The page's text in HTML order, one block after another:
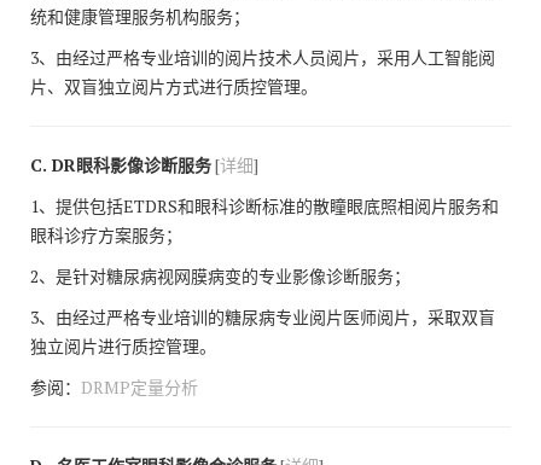
统和健康管理服务机构服务；
3、由经过严格专业培训的阅片技术人员阅片，采用人工智能阅
片、双盲独立阅片方式进行质控管理。
C. DR眼科影像诊断服务[详细]
1、提供包括ETDRS和眼科诊断标准的散瞳眼底照相阅片服务和
眼科诊疗方案服务；
2、是针对糖尿病视网膜病变的专业影像诊断服务；
3、由经过严格专业培训的糖尿病专业阅片医师阅片，采取双盲
独立阅片进行质控管理。
参阅： DRMP定量分析